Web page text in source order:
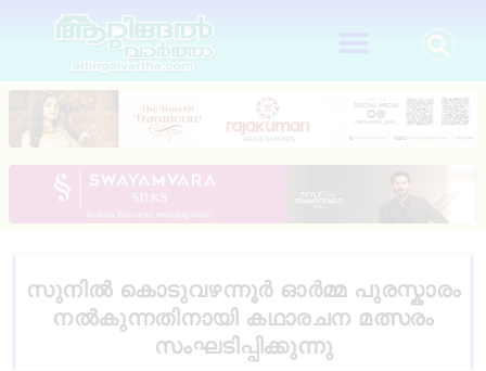
സുനിൽ കൊടുവഴന്നൂർ ഓർമ്മ പുരസ്കാരം
നൽകുന്നതിനായി കഥാരചന മത്സരം
സംഘടിപ്പിക്കുന്നു